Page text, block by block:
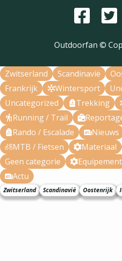
Outdoorfan ©
Zwitserland Scandinavië
Frankrijk
Wintersport
Uncategorized
Trekking
Running / Trail
Rando / Escalade
Nieuws
MTB / Fietsen
Materiaal
Geen categorie
Equipement
Actu
Zwitserland Scandinavië Oostenrijk